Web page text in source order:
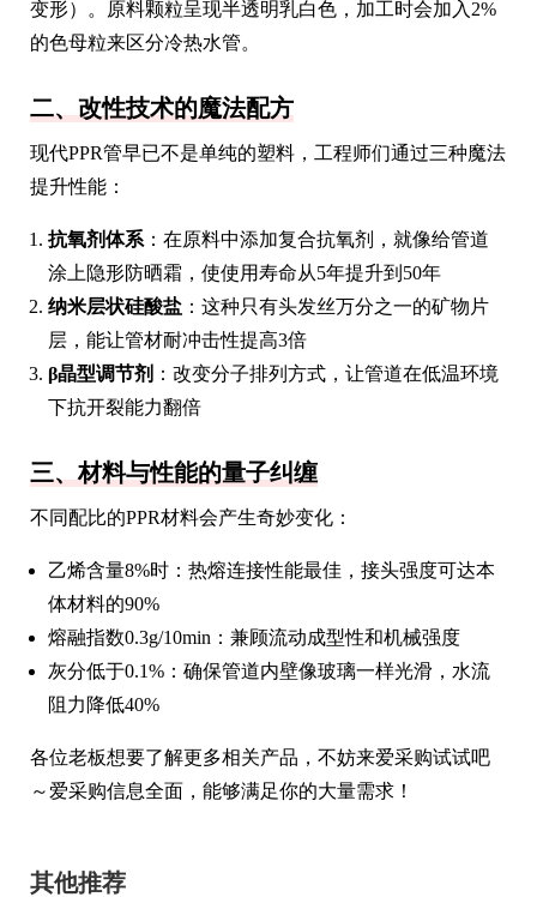
变形）。原料颗粒呈现半透明乳白色，加工时会加入2%
的色母粒来区分冷热水管。
二、改性技术的魔法配方
现代PPR管早已不是单纯的塑料，工程师们通过三种魔法
提升性能：
抗氧剂体系 ：在原料中添加复合抗氧剂，就像给管道
涂上隐形防晒霜，使使用寿命从5年提升到50年
纳米层状硅酸盐 ：这种只有头发丝万分之一的矿物片
层，能让管材耐冲击性提高3倍
β晶型调节剂 ：改变分子排列方式，让管道在低温环境
下抗开裂能力翻倍
三、材料与性能的量子纠缠
不同配比的PPR材料会产生奇妙变化：
乙烯含量8%时：热熔连接性能最佳，接头强度可达本
体材料的90%
熔融指数0.3g/10min：兼顾流动成型性和机械强度
灰分低于0.1%：确保管道内壁像玻璃一样光滑，水流
阻力降低40%
各位老板想要了解更多相关产品，不妨来爱采购试试吧
～爱采购信息全面，能够满足你的大量需求！
其他推荐